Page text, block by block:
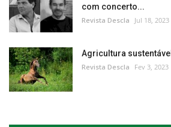
com concerto...
Revista Descla Jul 18, 2023
Agricultura sustentável
Revista Descla Fev 3, 2023